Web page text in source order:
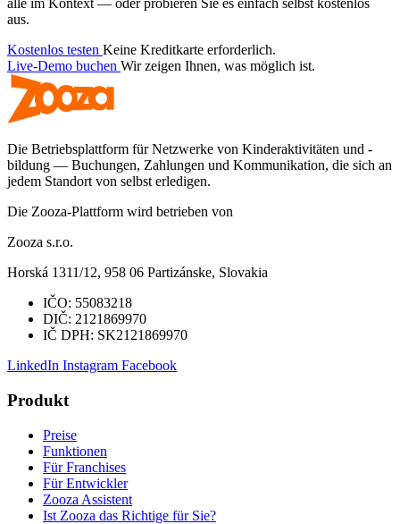
alle im Kontext — oder probieren Sie es einfach selbst kostenlos
aus.
Kostenlos testen Keine Kreditkarte erforderlich.
Live-Demo buchen Wir zeigen Ihnen, was möglich ist.
Die Betriebsplattform für Netzwerke von Kinderaktivitäten und -
bildung — Buchungen, Zahlungen und Kommunikation, die sich an
jedem Standort von selbst erledigen.
Die Zooza-Plattform wird betrieben von
Zooza s.r.o.
Horská 1311/12, 958 06 Partizánske, Slovakia
IČO: 55083218
DIČ: 2121869970
IČ DPH: SK2121869970
LinkedIn Instagram Facebook
Produkt
Preise
Funktionen
Für Franchises
Für Entwickler
Zooza Assistent
Ist Zooza das Richtige für Sie?